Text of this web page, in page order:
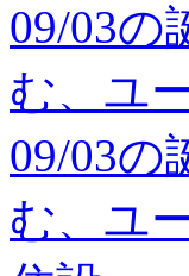
09/03の
む、ユ
09/03の
む、ユ